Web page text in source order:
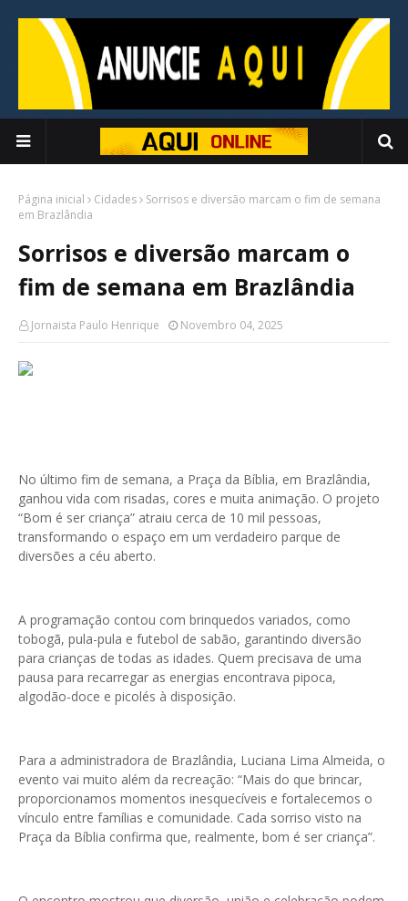
Página inicial Cidades
Sorrisos e diversão marcam o fim de semana
em Brazlândia
Sorrisos e diversão marcam o
fim de semana em Brazlândia
Jornaista Paulo Henrique Novembro 04, 2025
No último fim de semana, a Praça da Bíblia, em Brazlândia,
ganhou vida com risadas, cores e muita animação. O projeto
“Bom é ser criança” atraiu cerca de 10 mil pessoas,
transformando o espaço em um verdadeiro parque de
diversões a céu aberto.
A programação contou com brinquedos variados, como
tobogã, pula-pula e futebol de sabão, garantindo diversão
para crianças de todas as idades. Quem precisava de uma
pausa para recarregar as energias encontrava pipoca,
algodão-doce e picolés à disposição.
Para a administradora de Brazlândia, Luciana Lima Almeida, o
evento vai muito além da recreação: “Mais do que brincar,
proporcionamos momentos inesquecíveis e fortalecemos o
vínculo entre famílias e comunidade. Cada sorriso visto na
Praça da Bíblia confirma que, realmente, bom é ser criança”.